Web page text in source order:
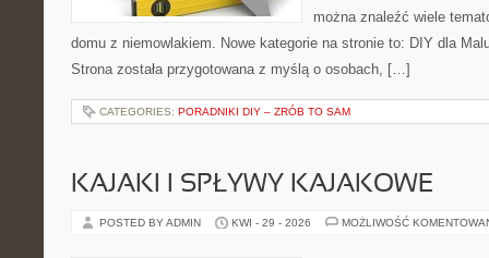
można znaleźć wiele
domu z niemowlakiem. Nowe kategorie na stronie to: DIY dla
Strona została przygotowana z myślą o osobach, […]
CATEGORIES: PORADNIKI DIY – ZRÓB TO SAM
KAJAKI I SPŁYWY KAJAKOWE
POSTED BY ADMIN KWI - 29 - 2026 MOŻLIWOŚĆ